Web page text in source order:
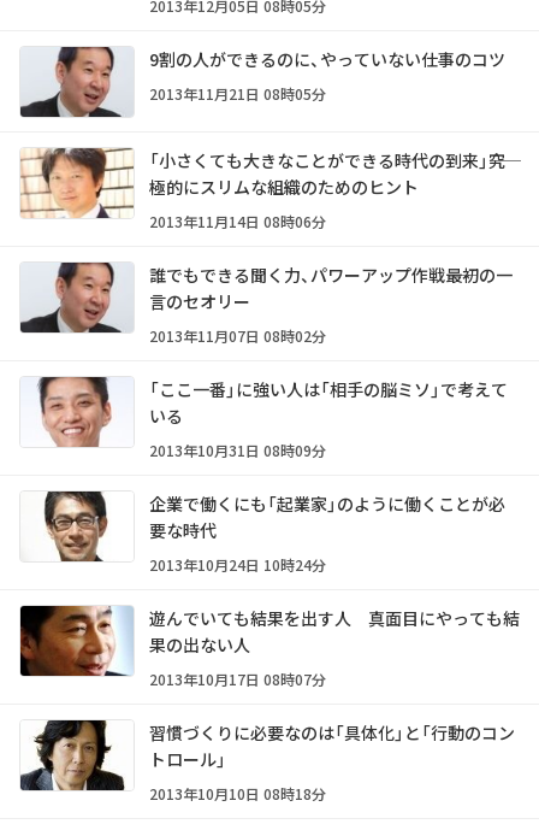
2013年12月05日 08時05分
9割の人ができるのに、やっていない仕事のコツ
2013年11月21日 08時05分
「小さくても大きなことができる時代の到来」――究
極的にスリムな組織のためのヒント
2013年11月14日 08時06分
誰でもできる聞く力、パワーアップ作戦――最初の一
言のセオリー
2013年11月07日 08時02分
「ここ一番」に強い人は「相手の脳ミソ」で考えて
いる
2013年10月31日 08時09分
企業で働くにも「起業家」のように働くことが必
要な時代
2013年10月24日 10時24分
遊んでいても結果を出す人 真面目にやっても結
果の出ない人
2013年10月17日 08時07分
習慣づくりに必要なのは「具体化」と「行動のコン
トロール」
2013年10月10日 08時18分